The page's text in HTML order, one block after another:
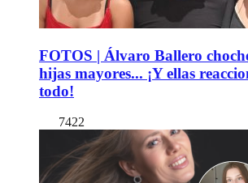
FOTOS | Álvaro Ballero
hijas mayores... ¡Y ellas
todo!
7422